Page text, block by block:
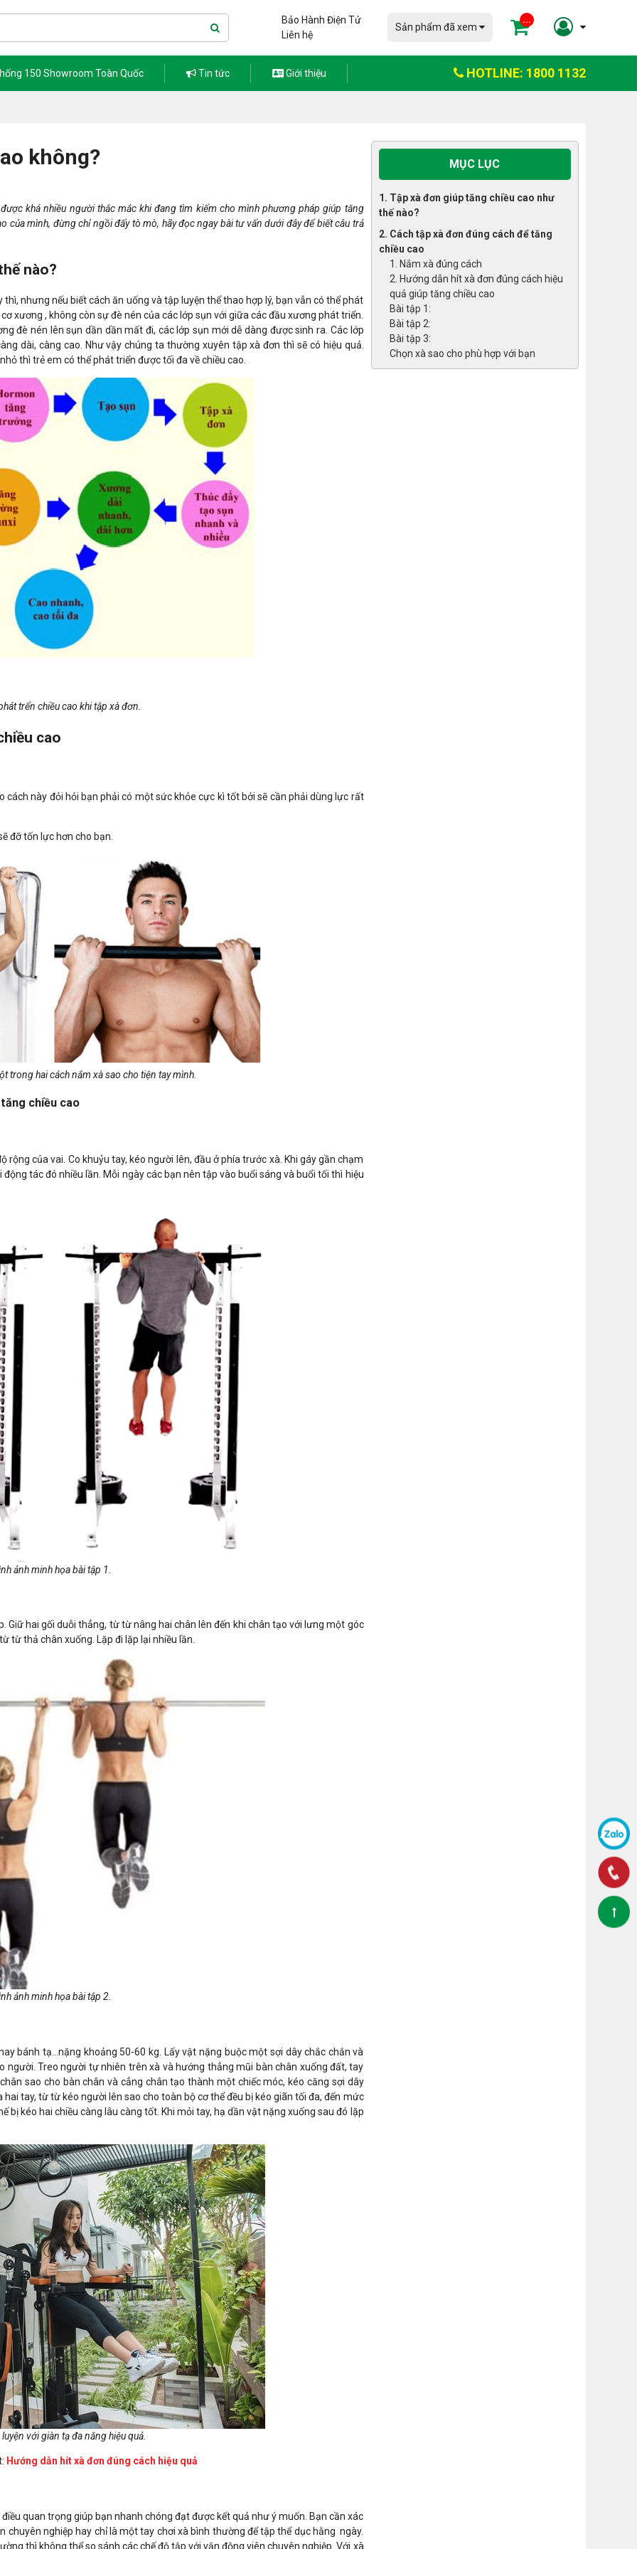
Bảo Hành Điện Tử
Liên hệ
Sản phẩm đã xem
...
150 Showroom Toàn Quốc Tin tức Giới thiệu HOTLINE: 1800 1132
không?
được khá nhiều người thắc mắc khi đang tìm kiếm cho mình phương pháp giúp tăng
của mình, đừng chỉ ngồi đấy tò mò, hãy đọc ngay bài tư vấn dưới đây để biết câu trả
nào?
nhưng nếu biết cách ăn uống và tập luyện thể thao hợp lý, bạn vẫn có thể phát
xương , không còn sự đè nén của các lớp sụn với giữa các đầu xương phát triển.
đè nén lên sụn dần dần mất đi, các lớp sụn mới dễ dàng được sinh ra. Các lớp
dài, càng cao. Như vậy chúng ta thường xuyên tập xà đơn thì sẽ có hiệu quả.
thì trẻ em có thể phát triển được tối đa về chiều cao.
trển chiều cao khi tập xà đơn.
cao
này đỏi hỏi bạn phải có một sức khỏe cực kì tốt bởi sẽ cần phải dùng lực rất
đỡ tốn lực hơn cho bạn.
trong hai cách nắm xà sao cho tiện tay mình.
chiều cao
của vai. Co khuỷu tay, kéo người lên, đầu ở phía trước xà. Khi gáy gần chạm
tác đó nhiều lần. Mỗi ngày các bạn nên tập vào buổi sáng và buổi tối thì hiệu
ảnh minh họa bài tập 1.
Giữ hai gối duỗi thẳng, từ từ nâng hai chân lên đến khi chân tạo với lưng một góc
từ thả chân xuống. Lặp đi lặp lại nhiều lần.
ảnh minh họa bài tập 2.
bánh tạ...nặng khoảng 50-60 kg. Lấy vật nặng buộc một sợi dây chắc chắn và
Treo người tự nhiên trên xà và hướng thẳng mũi bàn chân xuống đất, tay
sao cho bàn chân và cẳng chân tạo thành một chiếc móc, kéo căng sợi dây
tay, từ từ kéo người lên sao cho toàn bộ cơ thể đều bị kéo giãn tối đa, đến mức
bị kéo hai chiều càng lâu càng tốt. Khi mỏi tay, hạ dần vật nặng xuống sau đó lặp
với giàn tạ đa năng hiệu quả.
Hướng dẫn hít xà đơn đúng cách hiệu quả
quan trọng giúp bạn nhanh chóng đạt được kết quả như ý muốn. Bạn cần xác
chuyên nghiệp hay chỉ là một tay chơi xà bình thường để tập thể dục hằng ngày.
thì không thể so sánh các chế độ tập với vận động viên chuyên nghiệp. Với xà
MỤC LỤC
1. Tập xà đơn giúp tăng chiều cao như
thế nào?
2. Cách tập xà đơn đúng cách để tăng
chiều cao
1. Nắm xà đúng cách
2. Hướng dẫn hít xà đơn đúng cách hiệu
quả giúp tăng chiều cao
Bài tập 1:
Bài tập 2:
Bài tập 3:
Chọn xà sao cho phù hợp với bạn